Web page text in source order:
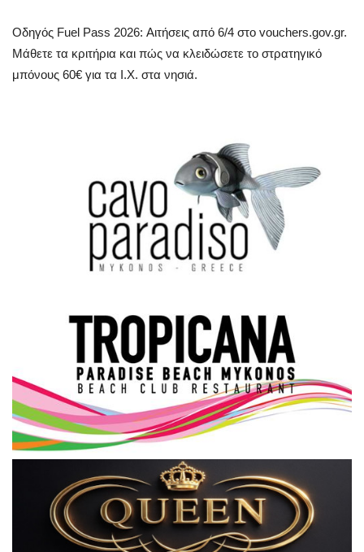
Sport
Science & Tech
Σεβασμιώτατος Δωρόθεος Β’
Cost Of Living Crisis
Opinion + Analysis
L’Art des Sens
All News
Local Elections 2023
Οδηγός Fuel Pass 2026: Αιτήσεις από 6/4 στο vouchers.gov.gr.
Μάθετε τα κριτήρια και πώς να κλειδώσετε το στρατηγικό
μπόνους 60€ για τα Ι.Χ. στα νησιά.